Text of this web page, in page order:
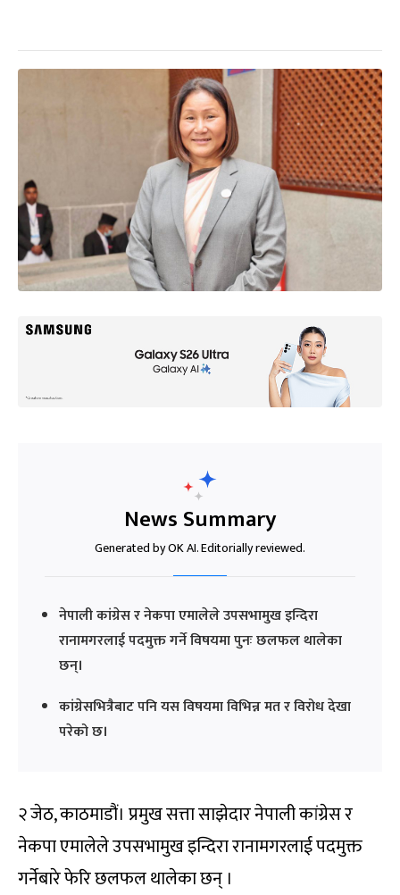
News Summary
Generated by OK AI. Editorially reviewed.
नेपाली कांग्रेस र नेकपा एमालेले उपसभामुख इन्दिरा
रानामगरलाई पदमुक्त गर्ने विषयमा पुनः छलफल थालेका
छन्।
कांग्रेसभित्रैबाट पनि यस विषयमा विभिन्न मत र विरोध देखा
परेको छ।
२ जेठ, काठमाडौं। प्रमुख सत्ता साझेदार नेपाली कांग्रेस र
नेकपा एमालेले उपसभामुख इन्दिरा रानामगरलाई पदमुक्त
गर्नेबारे फेरि छलफल थालेका छन् ।